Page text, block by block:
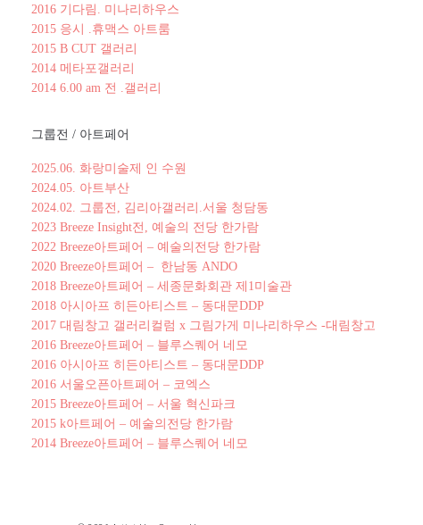
2016 기다림. 미나리하우스
2015 응시 .휴맥스 아트룸
2015 B CUT 갤러리
2014 메타포갤러리
2014 6.00 am 전 .갤러리
그룹전 / 아트페어
2025.06. 화랑미술제 인 수원
2024.05. 아트부산
2024.02. 그룹전, 김리아갤러리.서울 청담동
2023 Breeze Insight전, 예술의 전당 한가람
2022 Breeze아트페어 – 예술의전당 한가람
2020 Breeze아트페어 – 한남동 ANDO
2018 Breeze아트페어 – 세종문화회관 제1미술관
2018 아시아프 히든아티스트 – 동대문DDP
2017 대림창고 갤러리컬럼 x 그림가게 미나리하우스 -대림창고
2016 Breeze아트페어 – 블루스퀘어 네모
2016 아시아프 히든아티스트 – 동대문DDP
2016 서울오픈아트페어 – 코엑스
2015 Breeze아트페어 – 서울 혁신파크
2015 k아트페어 – 예술의전당 한가람
2014 Breeze아트페어 – 블루스퀘어 네모